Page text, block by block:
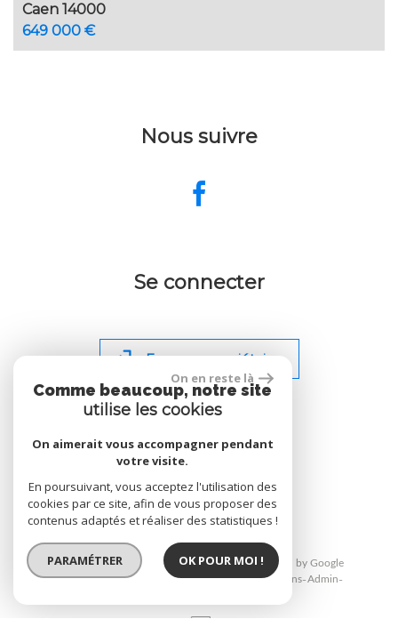
Caen 14000
649 000 €
Nous suivre
Se connecter
Espace propriétaire
site réalisé par
© 2026 | Tous droits réservés | Traduction powered by Google
Plan du site Mentions légales Nos honoraires Liens Admin
On en reste là
Comme beaucoup, notre site
utilise les cookies
On aimerait vous accompagner pendant
votre visite.
En poursuivant, vous acceptez l'utilisation des
cookies par ce site, afin de vous proposer des
contenus adaptés et réaliser des statistiques !
PARAMÉTRER OK POUR MOI !